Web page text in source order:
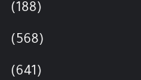
(188)
(568)
(641)